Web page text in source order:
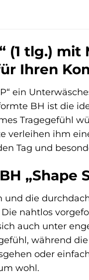
(1 tlg.) mit
Ihren
ein
BH ist die
Tragegefühl
verleihen ihm
Tag und
„Shape
die
nahtlos
auch unter
während
oder
wohl.